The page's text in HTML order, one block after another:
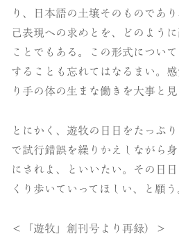
り、日本語の土壌そのものであ
己表現への求めとを、どのよう
ことでもある。この形式につい
することも忘れてはなるまい。
り手の体の生まな働きを大事と
とにかく、遊牧の日日をたっぷ
で試行錯誤を繰りかえしながら
にされよ、といいたい。その日
くり歩いていってほしい、と願う
＜「遊牧」創刊号より再録）＞